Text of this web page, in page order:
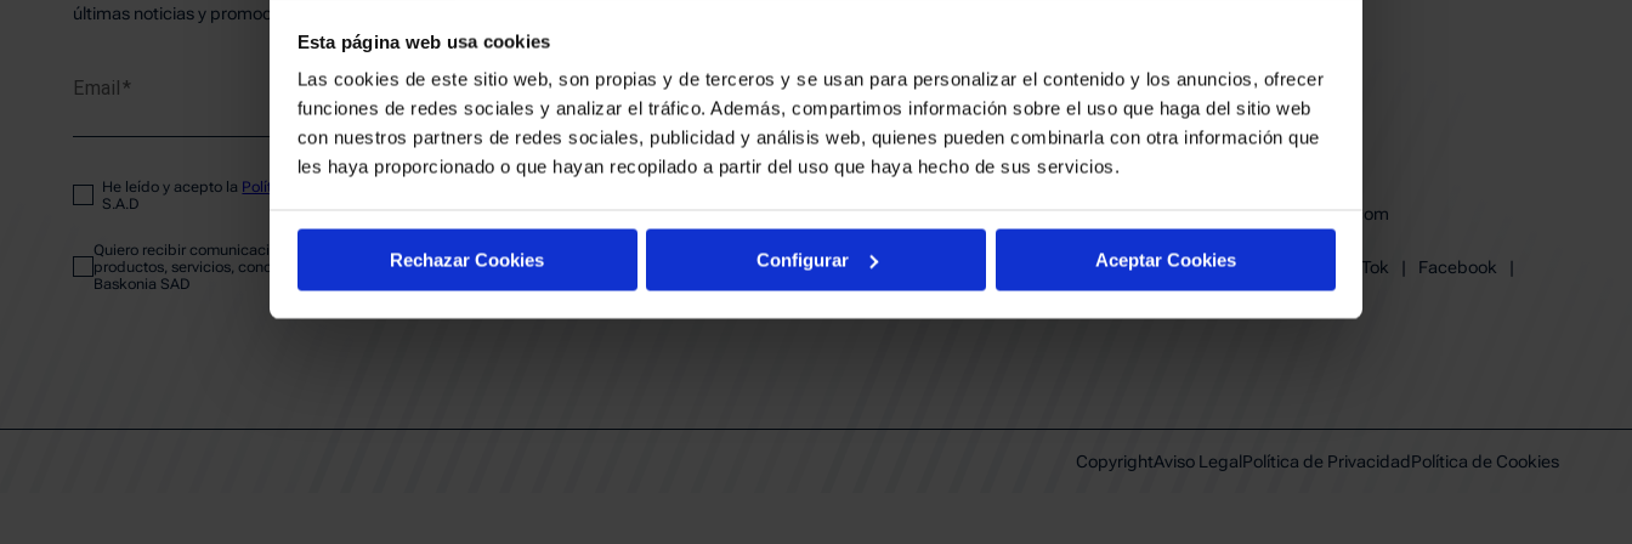
Esta página web usa cookies
Las cookies de este sitio web, son propias y de terceros y se usan para personalizar el contenido y los anuncios, ofrecer
funciones de redes sociales y analizar el tráfico. Además, compartimos información sobre el uso que haga del sitio web
con nuestros partners de redes sociales, publicidad y análisis web, quienes pueden combinarla con otra información que
les haya proporcionado o que hayan recopilado a partir del uso que haya hecho de sus servicios.
Rechazar Cookies Configurar Aceptar Cookies
PLANTILLA
ENTRADAS
ABONADOS
CALENDARIO
CLUB
últimas noticias y promociones del club.
Email
He leído y acepto la Política de privacidad
S.A.D
Quiero recibir comunicaciones electrónicas sobre las actividades,
productos, servicios, concursos, ofertas y/o promociones del SASKI
Baskonia SAD
BAKH
FUNDACIÓN BASKONIA-ALAVÉS
01013 Vitoria-Gasteiz
baskonia@baskonia.com
Instagram
TikTok | Facebook
|
Youtube
| Linkedin
CopyrightAviso LegalPolítica de PrivacidadPolítica de Cookies